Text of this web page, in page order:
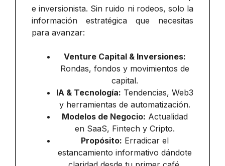
e inversionista. Sin ruido ni rodeos, solo la
información estratégica que necesitas
para avanzar:
Venture Capital & Inversiones:
Rondas, fondos y movimientos de
capital.
IA & Tecnología: Tendencias, Web3
y herramientas de automatización.
Modelos de Negocio: Actualidad
en SaaS, Fintech y Cripto.
Propósito: Erradicar el
estancamiento informativo dándote